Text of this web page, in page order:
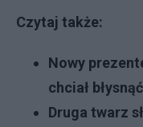
Czytaj także:
Nowy
chciał
Druga twarz